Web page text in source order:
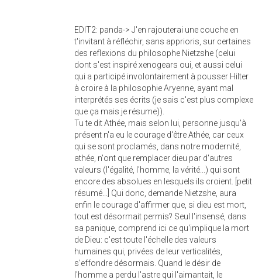
EDIT2: panda-> J'en rajouterai une couche en
t'invitant à réfléchir, sans apprioris, sur certaines
des reflexions du philosophe Nietzshe (celui
dont s'est inspiré xenogears oui, et aussi celui
qui a participé involontairement à pousser Hilter
à croire à la philosophie Aryenne, ayant mal
interprétés ses écrits (je sais c'est plus complexe
que ça mais je résume)).
Tu te dit Athée, mais selon lui, personne jusqu'à
présent n'a eu le courage d'être Athée, car ceux
qui se sont proclamés, dans notre modernité,
athée, n'ont que remplacer dieu par d'autres
valeurs (l'égalité, l'homme, la vérité...) qui sont
encore des absolues en lesquels ils croient. [petit
résumé...] Qui donc, demande Nietzshe, aura
enfin le courage d'affirmer que, si dieu est mort,
tout est désormait permis? Seul l'insensé, dans
sa panique, comprend ici ce qu'implique la mort
de Dieu: c'est toute l'échelle des valeurs
humaines qui, privées de leur verticalités,
s'effondre désormais. Quand le désir de
l'homme a perdu l'astre qui l'aimantait, le